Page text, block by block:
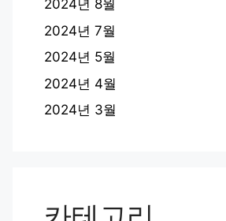
2024년 8월
2024년 7월
2024년 5월
2024년 4월
2024년 3월